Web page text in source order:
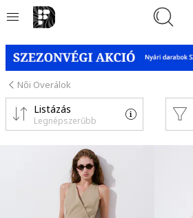
Női Overálok
Listázás
Legnépszerűbb